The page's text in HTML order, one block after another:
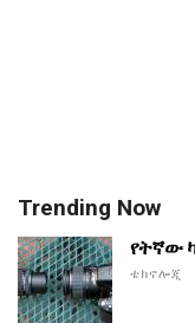
Trending Now
የትኛው
ቴክኖሎጂ